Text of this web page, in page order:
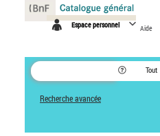
Espace personnel Aide
Tout
Recherche avancée
Panneau de gestion des cookies